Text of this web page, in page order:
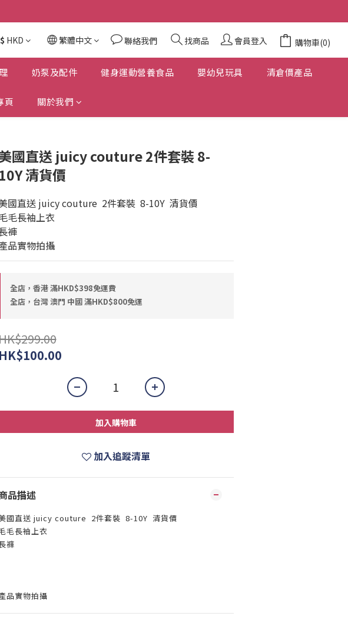
備注
$ HKD 繁體中文 聯絡我們 找商品 會員登入 購物車(0)
奶泵及配件 健身運動營養食品 嬰幼兒玩具 清倉價產品
頁 關於我們
國直送 juicy couture 2件套裝 8-
10Y 清貨價
國直送 juicy couture  2件套裝  8-10Y  清貨價
毛長袖上衣
褲
品實物拍攝
全店，香港 滿HKD$398免運費
全店，台灣 澳門 中國 滿HKD$800免運
HK$100.00
加入購物車
加入追蹤清單
品描述
國直送 juicy couture 2件套裝 8-10Y 清貨價
毛長袖上衣
褲
品實物拍攝